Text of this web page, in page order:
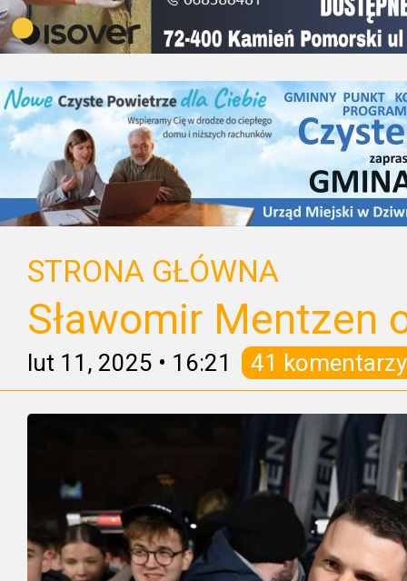
STRONA GŁÓWNA
Sławomir Mentzen
lut 11, 2025 • 16:21 41 komentarzy